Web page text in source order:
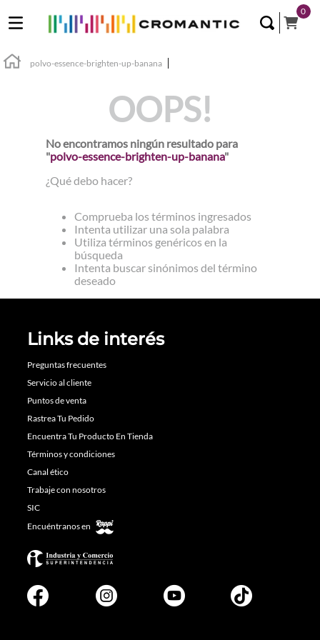
0
polvo-essence-brighten-up-banana
OOPS!
No encontramos ningún resultado para
"polvo-essence-brighten-up-banana"
¿Qué debo hacer?
Comprueba los términos ingresados
Intenta utilizar una sola palabra
Utiliza términos genéricos en la
búsqueda
Intenta buscar sinónimos del término
deseado
Links de interés
Preguntas frecuentes
Servicio al cliente
Puntos de venta
Rastrea Tu Pedido
Encuentra Tu Producto En Tienda
Términos y condiciones
Canal ético
Trabaje con nosotros
SIC
Encuéntranos en